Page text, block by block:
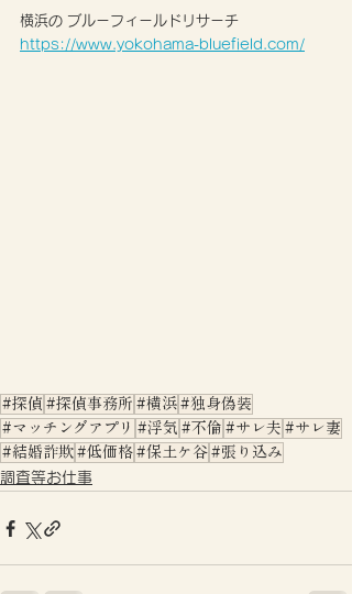
横浜の ブルーフィールドリサーチ
https://www.yokohama-bluefield.com/
#探偵 #探偵事務所 #横浜 #独身偽装
#マッチングアプリ #浮気 #不倫 #サレ夫 #サレ妻
#結婚詐欺 #低価格 #保土ケ谷 #張り込み
調査等お仕事